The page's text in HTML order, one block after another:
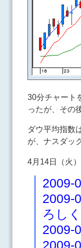
30分チャート
ったが、その
ダウ平均指数
が、ナスダッ
4月14日（火
2009-
2009-
ろし
2009-
2009-